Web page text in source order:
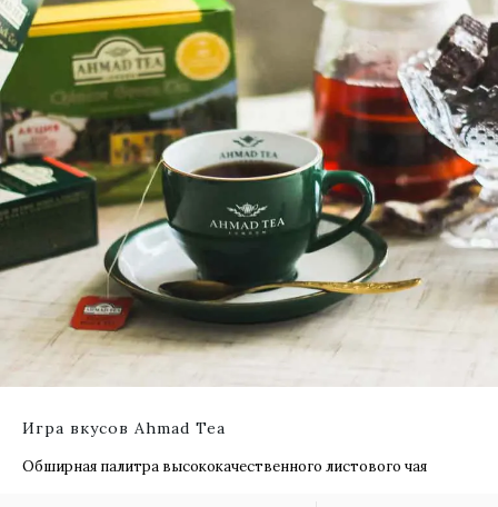
Игра вкусов Ahmad Tea
Обширная палитра высококачественного листового чая